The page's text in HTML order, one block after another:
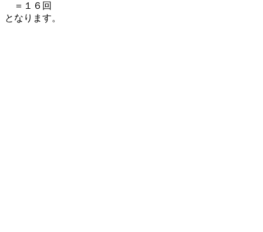
＝１６回
となります。